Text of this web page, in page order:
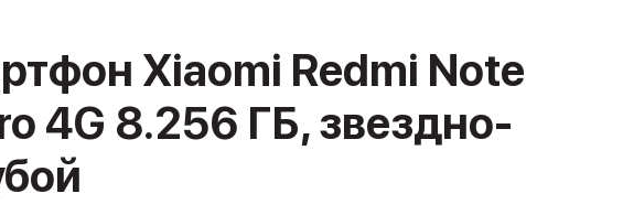
Xiaomi Redmi Note
4G 8.256 ГБ, звездно-